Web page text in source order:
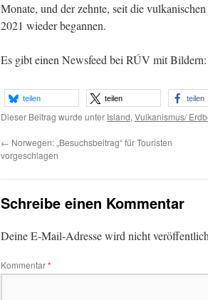
Monate, und der zehnte, seit die
2021 wieder begannen.
Es gibt einen Newsfeed bei RÚV mit Bildern:
teilen teilen teilen
Dieser Beitrag wurde unter Island, Vulkanismus/
← Norwegen: „Besuchsbeitrag“ für Touristen
vorgeschlagen
Schreibe einen Kommentar
Deine E-Mail-Adresse wird nicht
Kommentar*